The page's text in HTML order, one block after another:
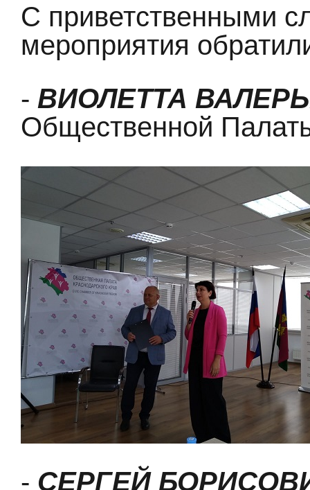
С приветственными
мероприятия
- ВИОЛЕТТА
Общественной
- СЕРГЕЙ